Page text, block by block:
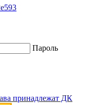
Пароль
принадлежат ДК